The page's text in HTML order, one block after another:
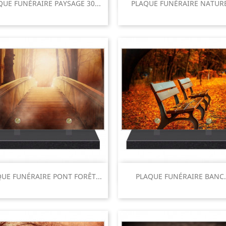
FUNÉRAIRE PAYSAGE 30... PLAQUE FUNÉRAIRE
FUNÉRAIRE PONT FORÊT...
Aperçu rapide PLAQUE FUNÉRAIRE
Aperçu rapide